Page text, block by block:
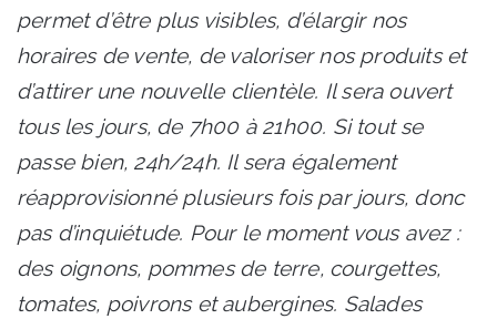
permet d’être plus visibles, d’élargir nos
horaires de vente, de valoriser nos produits et
d’attirer une nouvelle clientèle. Il sera ouvert
tous les jours, de 7h00 à 21h00. Si tout se
passe bien, 24h/24h. Il sera également
réapprovisionné plusieurs fois par jours, donc
pas d’inquiétude. Pour le moment vous avez :
des oignons, pommes de terre, courgettes,
tomates, poivrons et aubergines. Salades